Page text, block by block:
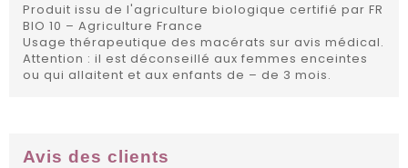
Produit issu de l'agriculture biologique certifié par FR
BIO 10 – Agriculture France
Usage thérapeutique des macérats sur avis médical.
Attention : il est déconseillé aux femmes enceintes
ou qui allaitent et aux enfants de – de 3 mois.
Avis des clients